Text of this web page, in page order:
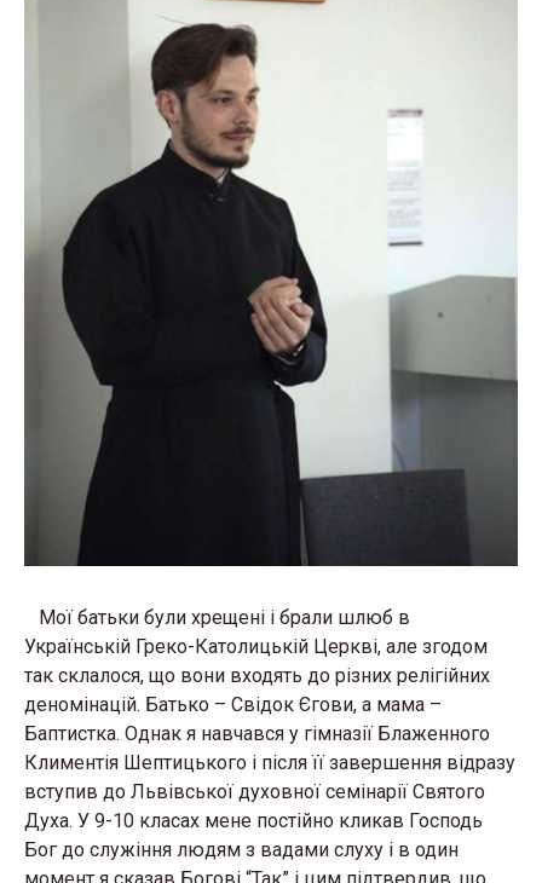
Мої батьки були хрещені і брали шлюб в
Українській Греко-Католицькій Церкві, але згодом
так склалося, що вони входять до різних релігійних
деномінацій. Батько – Свідок Єгови, а мама –
Баптистка. Однак я навчався у гімназії Блаженного
Климентія Шептицького і після її завершення відразу
вступив до Львівської духовної семінарії Святого
Духа. У 9-10 класах мене постійно кликав Господь
Бог до служіння людям з вадами слуху і в один